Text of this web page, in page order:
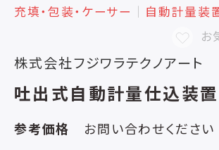
充填・包装・ケーサー │ 自動計量装
お
株式会社フジワラテクノアート
吐出式自動計量仕込装置
参考価格 お問い合わせください